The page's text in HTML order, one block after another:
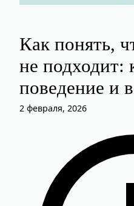
Как понять,
не подходит:
поведение и
2 февраля, 2026